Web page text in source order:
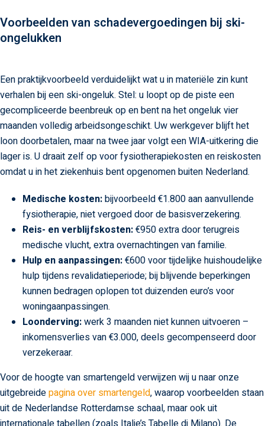
Voorbeelden van schadevergoedingen bij ski-
ongelukken
Een praktijkvoorbeeld verduidelijkt wat u in materiële zin kunt
verhalen bij een ski-ongeluk. Stel: u loopt op de piste een
gecompliceerde beenbreuk op en bent na het ongeluk vier
maanden volledig arbeidsongeschikt. Uw werkgever blijft het
loon doorbetalen, maar na twee jaar volgt een WIA-uitkering die
lager is. U draait zelf op voor fysiotherapiekosten en reiskosten
omdat u in het ziekenhuis bent opgenomen buiten Nederland.
Medische kosten:bijvoorbeeld €1.800 aan aanvullende
fysiotherapie, niet vergoed door de basisverzekering.
Reis- en verblijfskosten:€950 extra door terugreis
medische vlucht, extra overnachtingen van familie.
Hulp en aanpassingen:€600 voor tijdelijke huishoudelijke
hulp tijdens revalidatieperiode; bij blijvende beperkingen
kunnen bedragen oplopen tot duizenden euro’s voor
woningaanpassingen.
Loonderving:werk 3 maanden niet kunnen uitvoeren –
inkomensverlies van €3.000, deels gecompenseerd door
verzekeraar.
Voor de hoogte van smartengeld verwijzen wij u naar onze
uitgebreidepagina over smartengeld, waarop voorbeelden staan
uit de Nederlandse Rotterdamse schaal, maar ook uit